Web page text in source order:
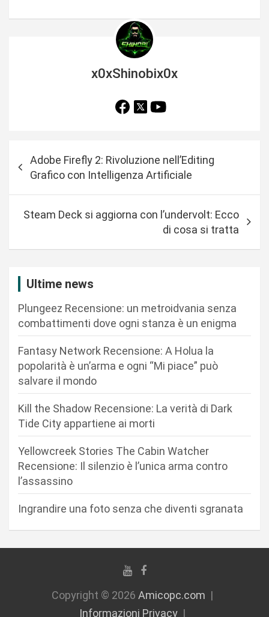
x0xShinobix0x
a
Adobe Firefly 2: Rivoluzione nell’Editing
Grafico con Intelligenza Artificiale
Steam Deck si aggiorna con l’undervolt: Ecco
di cosa si tratta
Ultime news
Plungeez Recensione: un metroidvania senza
combattimenti dove ogni stanza è un enigma
Fantasy Network Recensione: A Holua la
popolarità è un’arma e ogni “Mi piace” può
salvare il mondo
Kill the Shadow Recensione: La verità di Dark
Tide City appartiene ai morti
Yellowcreek Stories The Cabin Watcher
Recensione: Il silenzio è l’unica arma contro
l’assassino
Ingrandire una foto senza che diventi sgranata
Copyright © 2026 Amicopc.com
Informazioni Privacy